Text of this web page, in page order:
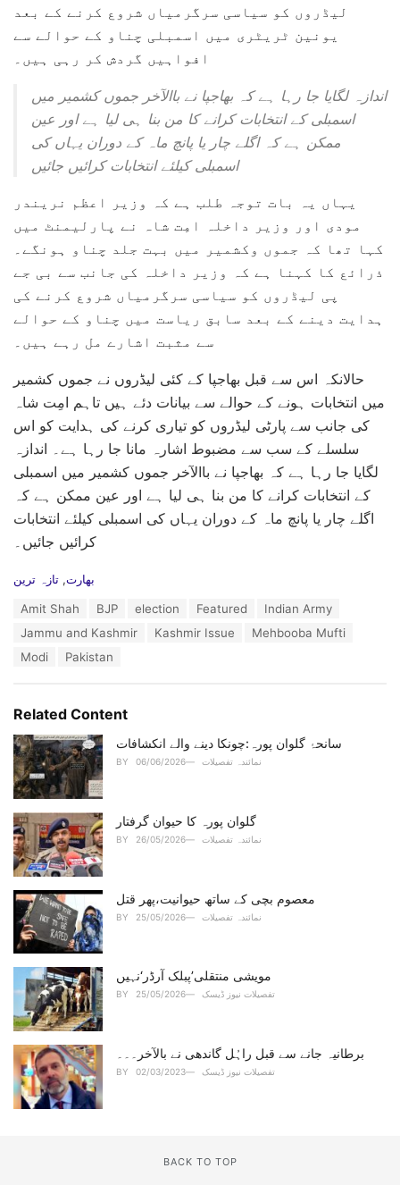
لیڈروں کو سیاسی سرگرمیاں شروع کرنے کے بعد
یونین ٹریٹری میں اسمبلی چناو کے حوالے سے
افواہیں گردش کر رہی ہیں۔
اندازہ لگایا جا رہا ہے کہ بھاجپا نے باالآخر جموں کشمیر میں
اسمبلی کے انتخابات کرانے کا من بنا ہی لیا ہے اور عین
ممکن ہے کہ اگلے چار یا پانچ ماہ کے دوران یہاں کی
اسمبلی کیلئے انتخابات کرائیں جائیں
یہاں یہ بات توجہ طلب ہے کہ وزیر اعظم نریندر
مودی اور وزیر داخلہ امِت شاہ نے پارلیمنٹ میں
کہا تھا کہ جموں وکشمیر میں بہت جلد چناو ہونگے۔
ذرائع کا کہنا ہے کہ وزیر داخلہ کی جانب سے بی جے
پی لیڈروں کو سیاسی سرگرمیاں شروع کرنے کی
ہدایت دینے کے بعد سابق ریاست میں چناو کے حوالے
سے مثبت اشارے مل رہے ہیں۔
حالانکہ اس سے قبل بھاجپا کے کئی لیڈروں نے جموں کشمیر
میں انتخابات ہونے کے حوالے سے بیانات دئے ہیں تاہم امِت شاہ
کی جانب سے پارٹی لیڈروں کو تیاری کرنے کی ہدایت کو اس
سلسلے کے سب سے مضبوط اشارہ مانا جا رہا ہے۔ اندازہ
لگایا جا رہا ہے کہ بھاجپا نے باالآخر جموں کشمیر میں اسمبلی
کے انتخابات کرانے کا من بنا ہی لیا ہے اور عین ممکن ہے کہ
اگلے چار یا پانچ ماہ کے دوران یہاں کی اسمبلی کیلئے انتخابات
کرائیں جائیں۔
C
e
s
:
بھارت, تازہ ترین
Amit Shah BJP election Featured
Indian Army
Jammu and Kashmir
Kashmir Issue
Mehbooba Mufti
Modi
Pakistan
Related Content
سانحۂ گلوان پورہ:چونکا دینے والے انکشافات
BY نمائندہ تفصیلات 06/06/2026
گلوان پورہ کا حیوان گرفتار
BY نمائندہ تفصیلات 26/05/2026
معصوم بچی کے ساتھ حیوانیت،پھر قتل
BY نمائندہ تفصیلات 25/05/2026
مویشی منتقلی’پبلک آرڈر‘نہیں
BY تفصیلات نیوز ڈیسک 25/05/2026
برطانیہ جانے سے قبل راہُل گاندھی نے بالآخر۔۔۔
BY تفصیلات نیوز ڈیسک 02/03/2023
BACK TO TOP